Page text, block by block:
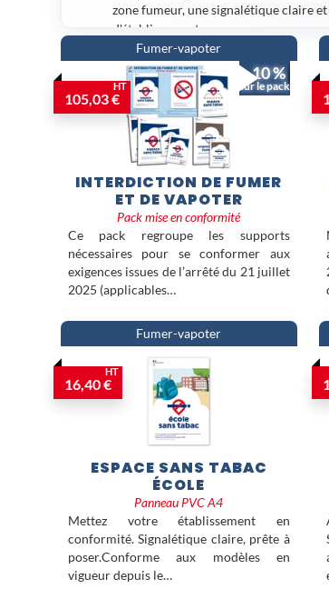
zone fumeur, une signalétique claire
d'établissements.
Parmi les références les plus
sa versionAdhésifs'adaptent à tous
PVC A4 garantit une lisibilité
d'organiser efficacement les zones
Fabriqués dans des matériaux
réglementaires en vigueur et
établissement.
Fumer-vapoter
105,03 €
HT
- 10 %
sur le pack
INTERDICTION DE FUMER
ET DE VAPOTER
Pack mise en conformité
Ce pack regroupe les supports
nécessaires pour se conformer aux
exigences issues de l’arrêté du 21 juillet
2025 (applicables…
Fumer-vapoter
16,40 €
HT
ESPACE SANS TABAC
ÉCOLE
Panneau PVC A4
Mettez votre établissement en
conformité. Signalétique claire, prête à
poser.Conforme aux modèles en
vigueur depuis le…